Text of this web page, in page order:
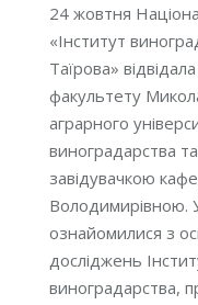
24 жовтня
«Інститут
Таїрова»
факультету
аграрного
виноградарства
завідувачкою
Володимирівною. У
ознайомилися з
досліджень
виноградарства,